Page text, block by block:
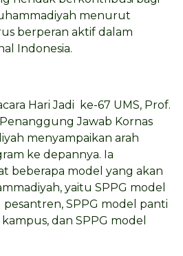
menurut
berperan aktif dalam
Indonesia.
Hari Jadi ke-67 UMS, Prof.
Jawab Kornas
menyampaikan arah
ke depannya. Ia
beberapa model yang akan
yaitu SPPG model
pesantren, SPPG model panti
dan SPPG model